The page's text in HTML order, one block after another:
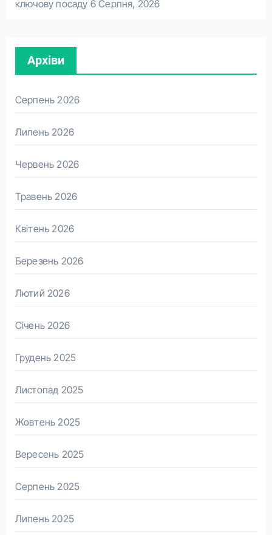
ключову посаду 6 Серпня, 2026
Архіви
Серпень 2026
Липень 2026
Червень 2026
Травень 2026
Квітень 2026
Березень 2026
Лютий 2026
Січень 2026
Грудень 2025
Листопад 2025
Жовтень 2025
Вересень 2025
Серпень 2025
Липень 2025